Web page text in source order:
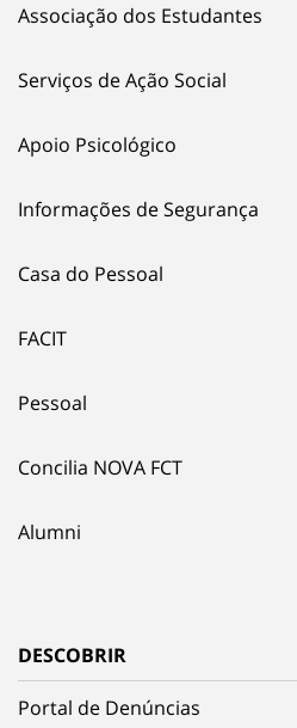
Associação dos Estudantes
Serviços de Ação Social
Apoio Psicológico
Informações de Segurança
Casa do Pessoal
FACIT
Pessoal
Concilia NOVA FCT
Alumni
DESCOBRIR
Portal de Denúncias